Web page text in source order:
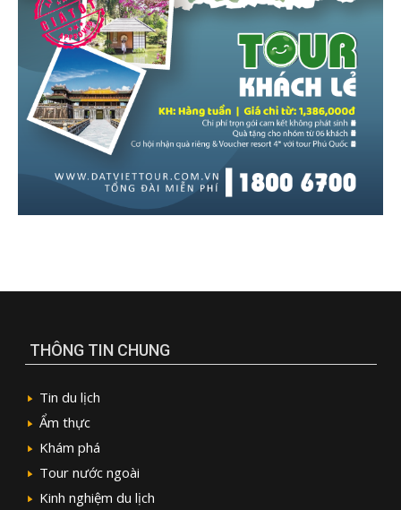
THÔNG TIN CHUNG
Tin du lịch
Ẩm thực
Khám phá
Tour nước ngoài
Kinh nghiệm du lịch